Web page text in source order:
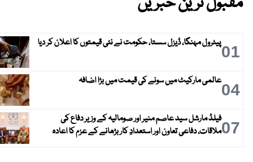
01پیٹرول مہنگا، ڈیزل سستا، حکومت نے نئی قیمتوں کا اعلان کر دیا
04عالمی مارکیٹ میں سونے کی قیمت میں بڑا اضافہ
07فیلڈ مارشل سید عاصم منیر اور صومالیہ کے وزیر دفاع کی
ملاقات، دفاعی تعاون اور استعدادِ کار بڑھانے کے عزم کا اعادہ